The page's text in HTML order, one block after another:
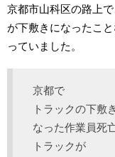
京都市山科区の路上
が下敷きになったこ
っていました。
京都で
トラックの下敷
なった作業員死亡
トラックが